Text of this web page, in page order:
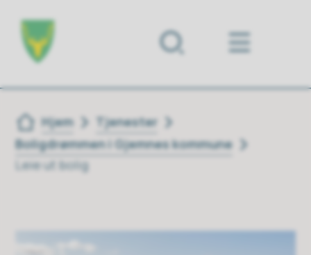
Forsiden
Du er her:
Hjem
Tjenester
Boligdrømmen i Gjemnes kommune
Leie ut bolig